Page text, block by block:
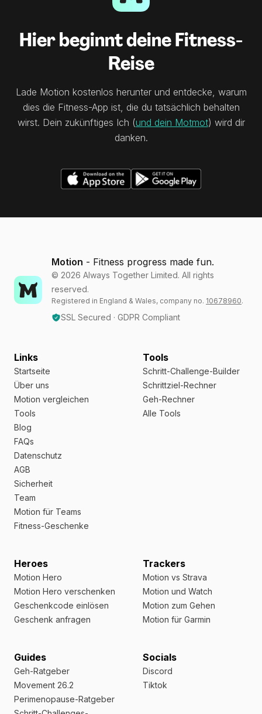
Hier beginnt deine Fitness-
Reise
Lade Motion kostenlos herunter und entdecke, warum
dies die Fitness-App ist, die du tatsächlich behalten
wirst. Dein zukünftiges Ich (und dein Motmot) wird dir
danken.
Motion - Fitness progress made fun.
© 2026 Always Together Limited. All rights
reserved.
Registered in England & Wales, company no. 10678960.
SSL Secured · GDPR Compliant
Links
Startseite
Über uns
Motion vergleichen
Tools
Blog
FAQs
Datenschutz
AGB
Sicherheit
Team
Motion für Teams
Fitness-Geschenke
Tools
Schritt-Challenge-Builder
Schrittziel-Rechner
Geh-Rechner
Alle Tools
Heroes
Motion Hero
Motion Hero verschenken
Geschenkcode einlösen
Geschenk anfragen
Trackers
Motion vs Strava
Motion und Watch
Motion zum Gehen
Motion für Garmin
Guides
Geh-Ratgeber
Movement 26.2
Perimenopause-Ratgeber
Socials
Discord
Tiktok